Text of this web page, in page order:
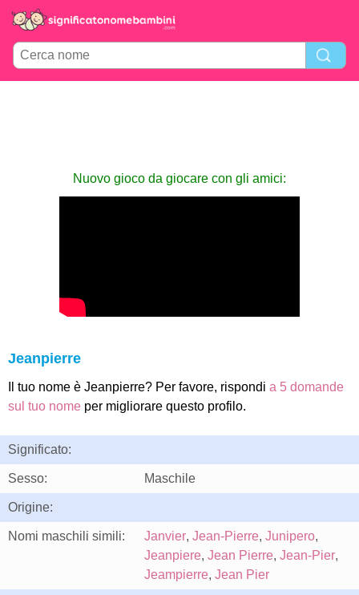
Nuovo gioco da giocare con gli amici:
Jeanpierre
Il tuo nome è Jeanpierre? Per favore, rispondi a 5 domande
sul tuo nome per migliorare questo profilo.
Significato:
Sesso: Maschile
Origine:
Nomi maschili simili: Janvier, Jean-Pierre, Junipero,
Jeanpiere, Jean Pierre, Jean-Pier,
Jeampierre, Jean Pier